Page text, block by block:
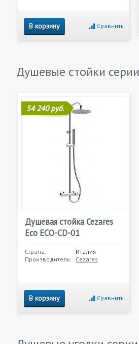
В корзину Сравнить
Душевые стойки серии
54 240 руб.
Душевая стойка Cezares
Eco ECO-CD-01
Страна:
Италия
Производитель: Cezares
В корзину Сравнить